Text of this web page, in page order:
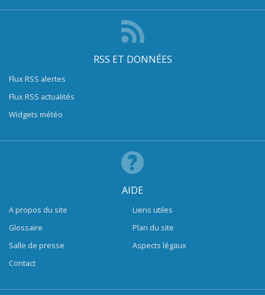
RSS ET DONNÉES
Flux RSS alertes
Flux RSS actualités
Widgets météo
AIDE
A propos du site
Glossaire
Salle de presse
Contact
Liens utiles
Plan du site
Aspects légaux